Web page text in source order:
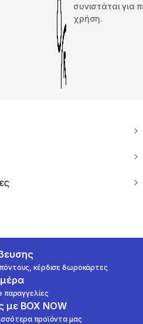
συνιστάται για
χρήση.
κέρδισε δωροκάρτες
παραγγελίες
με BOX NOW
προϊόντα μας